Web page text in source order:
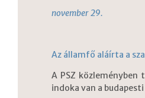
november 29.
Az államfő aláírta a
A PSZ
indoka van a